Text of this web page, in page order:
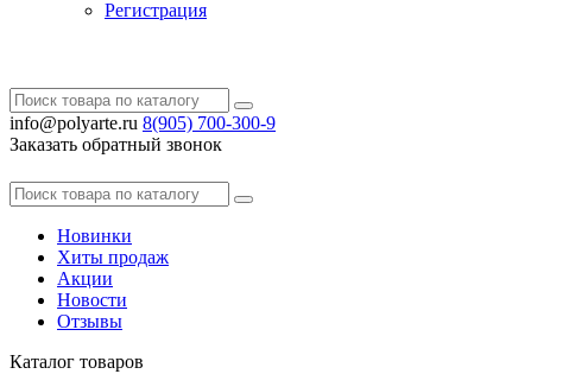
Регистрация
info@polyarte.ru 8(905) 700-300-9
Заказать обратный звонок
Новинки
Хиты продаж
Акции
Новости
Отзывы
Каталог товаров